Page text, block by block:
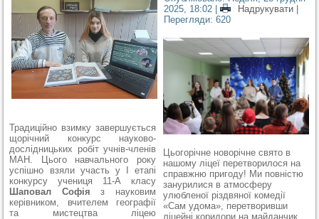
Традиційно взимку завершується
щорічний конкурс науково-
дослідницьких робіт учнів-членів
МАН. Цього навчального року
успішно взяли участь у І етапі
конкурсу учениця 11-А класу
Шаповал Софія з науковим
керівником, вчителем географії
та мистецтва ліцею
2025, 18:02| Надрукувати |
Перегляди: 620
Цьогорічне новорічне свято в
нашому ліцеї перетворилося на
справжню пригоду! Ми повністю
занурилися в атмосферу
улюбленої різдвяної комедії
«Сам удома», перетворивши
ліцейні коридори на майданчик